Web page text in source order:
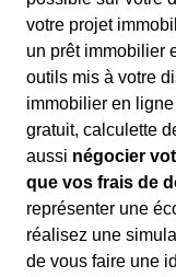
votre projet
un prêt immobilier
outils mis à votre
immobilier en
gratuit, calculette
aussi négocier
que vos frais de
représenter une
réalisez une
de vous faire une